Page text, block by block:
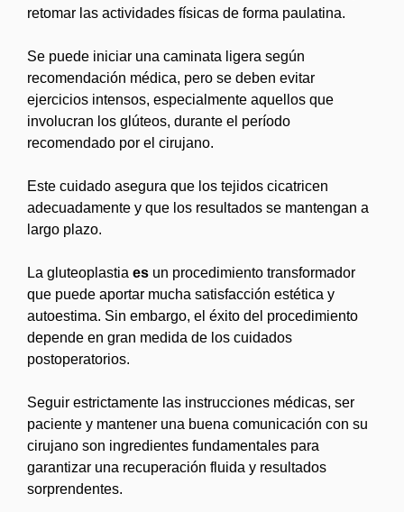
retomar las actividades físicas de forma paulatina.
Se puede iniciar una caminata ligera según
recomendación médica, pero se deben evitar
ejercicios intensos, especialmente aquellos que
involucran los glúteos, durante el período
recomendado por el cirujano.
Este cuidado asegura que los tejidos cicatricen
adecuadamente y que los resultados se mantengan a
largo plazo.
La gluteoplastia es un procedimiento transformador
que puede aportar mucha satisfacción estética y
autoestima. Sin embargo, el éxito del procedimiento
depende en gran medida de los cuidados
postoperatorios.
Seguir estrictamente las instrucciones médicas, ser
paciente y mantener una buena comunicación con su
cirujano son ingredientes fundamentales para
garantizar una recuperación fluida y resultados
sorprendentes.